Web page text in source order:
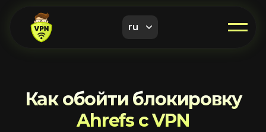
ru
Как обойти блокировку
Ahrefs с VPN